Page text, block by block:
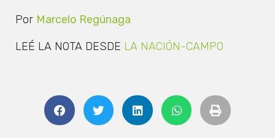
Por Marcelo Regúnaga
LEÉ LA NOTA DESDE LA NACIÓN-CAMPO